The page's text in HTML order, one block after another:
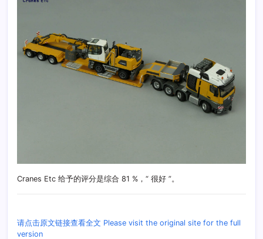
Cranes Etc 给予的评分是综合 81 %，“ 很好 ”。
请点击原文链接查看全文 Please visit the original site for the full
version